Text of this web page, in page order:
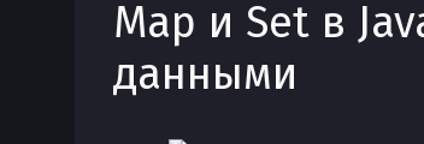
Map и Set в
данными